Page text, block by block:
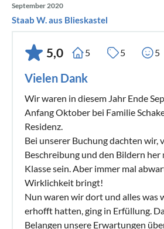
September 2020
Staab W. aus Blieskastel
5,0 5 5 5
Vielen Dank
Wir waren in diesem Jahr Ende
Anfang Oktober bei Familie
Residenz.
Bei unserer Buchung dachten wir,
Beschreibung und den Bildern her
Klasse sein. Aber immer mal
Wirklichkeit bringt!
Nun waren wir dort und alles was
erhofft hatten, ging in Erfüllung.
Belangen unsere Erwartungen